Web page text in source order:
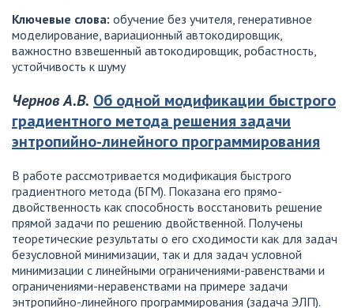
Ключевые слова: обучение без учителя, генеративное
моделирование, вариационный автокодировщик,
важностно взвешенный автокодировщик, робастность,
устойчивость к шуму
Чернов А.В. Об одной модификации быстрого
градиентного метода решения задачи
энтропийно-линейного программирования
В работе рассмотривается модификация быстрого
градиентного метода (БГМ). Показана его прямо-
двойственность как способность восстановить решение
прямой задачи по решению двойственной. Получены
теоретические результаты о его сходимости как для задач
безусловной минимизации, так и для задач условной
минимизации с линейными ограничениями-равенствами и
ограничениями-неравенствами на примере задачи
энтропийно-линейного программирования (задача ЭЛП).